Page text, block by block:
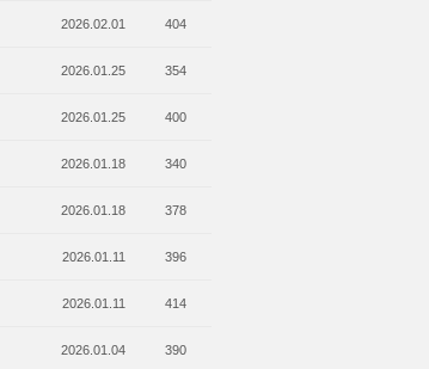
2026.02.01 404
2026.01.25 354
2026.01.25 400
2026.01.18 340
2026.01.18 378
2026.01.11 396
2026.01.11 414
2026.01.04 390